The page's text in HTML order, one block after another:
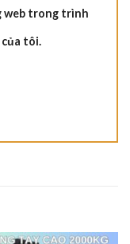
web trong trình
tôi.